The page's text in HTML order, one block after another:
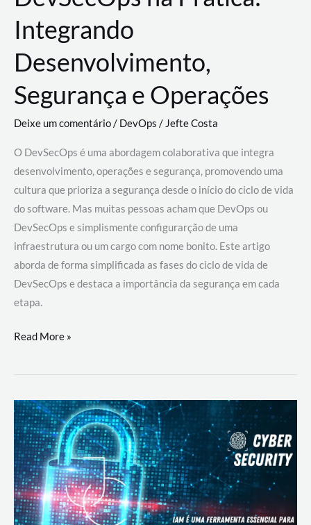
Integrando
Desenvolvimento,
Segurança e Operações
Deixe um comentário/ DevOps /Jefte Costa
O DevSecOps é uma abordagem colaborativa que integra
desenvolvimento, operações e segurança, promovendo uma
cultura que prioriza a segurança desde o início do ciclo de vida
do software. Mas muitas pessoas acham que DevOps ou
DevSecOps e simplismente configurarção de uma
infraestrutura ou um cargo com nome bonito. Este artigo
aborda de forma simplificada as fases do ciclo de vida de
DevSecOps e destaca a importância da segurança em cada
etapa.
DevSecOps
Prática:
Desenvolvimento,
Segurança
e
Operações
Read More »